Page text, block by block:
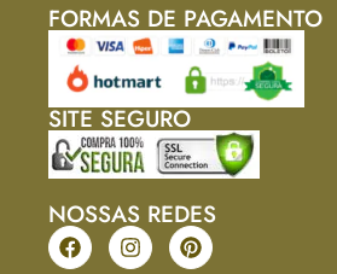
FORMAS DE PAGAMENTO
SITE SEGURO
NOSSAS REDES